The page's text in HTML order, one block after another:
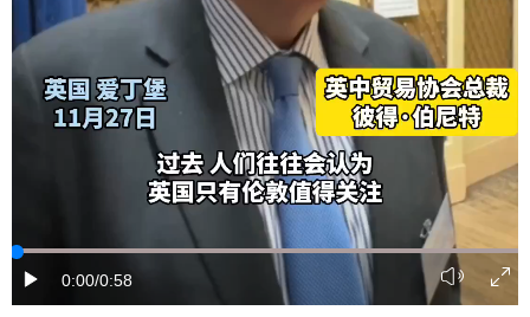
一带一路 亚太网 上市公司
文化产业
天津 河北 山西
辽宁 江苏
0:00/0:58